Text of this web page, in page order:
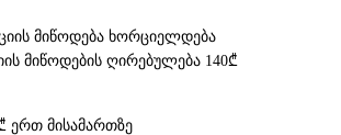
მიწოდება ხორციელდება
მიწოდების ღირებულება 140₾
ერთ მისამართზე